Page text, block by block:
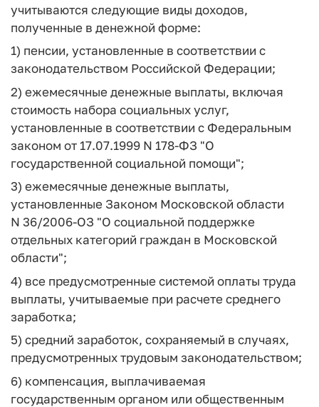
учитываются следующие виды доходов,
полученные в денежной форме:
1) пенсии, установленные в соответствии с
законодательством Российской Федерации;
2) ежемесячные денежные выплаты, включая
стоимость набора социальных услуг,
установленные в соответствии с Федеральным
законом от 17.07.1999 N 178-ФЗ "О
государственной социальной помощи";
3) ежемесячные денежные выплаты,
установленные Законом Московской области
N 36/2006-ОЗ "О социальной поддержке
отдельных категорий граждан в Московской
области";
4) все предусмотренные системой оплаты труда
выплаты, учитываемые при расчете среднего
заработка;
5) средний заработок, сохраняемый в случаях,
предусмотренных трудовым законодательством;
6) компенсация, выплачиваемая
государственным органом или общественным